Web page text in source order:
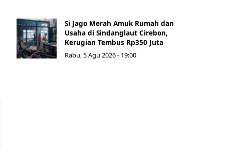
Si Jago Merah Amuk Rumah dan
Usaha di Sindanglaut Cirebon,
Kerugian Tembus Rp350 Juta
Rabu, 5 Agu 2026 - 19:00